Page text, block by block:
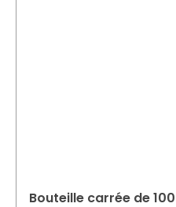
Bouteille carrée de